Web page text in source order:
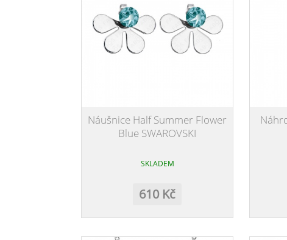
Náušnice Half Summer Flower
Blue SWAROVSKI
SKLADEM
610 Kč